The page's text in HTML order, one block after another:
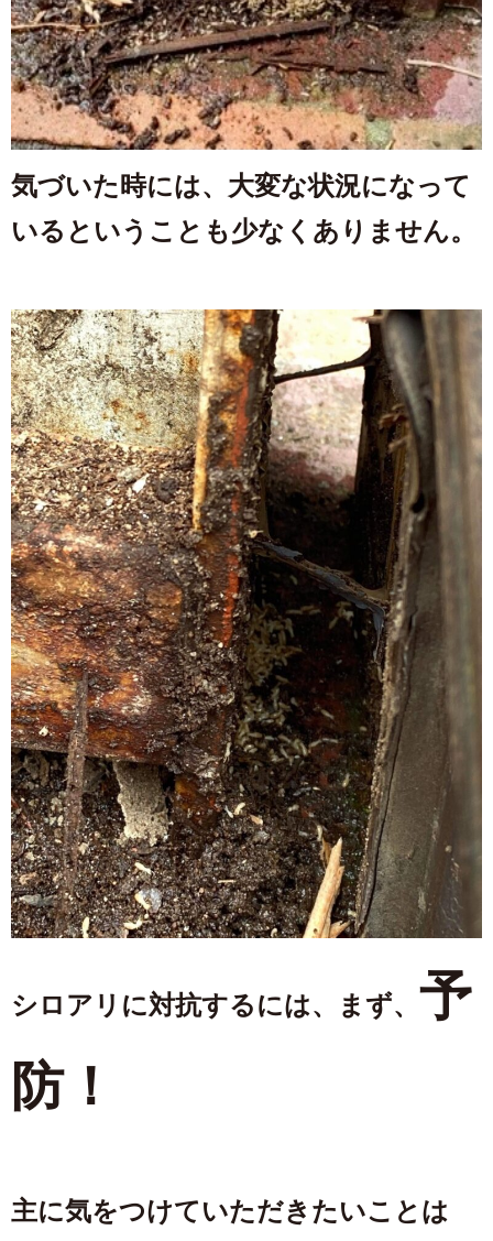
気づいた時には、大変な状況になって
いるということも少なくありません。
シロアリに対抗するには、まず、 予
防！
主に気をつけていただきたいことは